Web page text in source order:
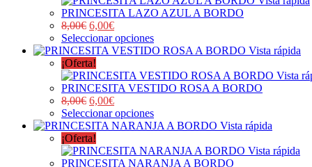
PRINCESITA LAZO AZUL A BORDO
8,00€ 6,00€
Seleccionar opciones
Vista rápida
¡Oferta!
Vista
PRINCESITA VESTIDO ROSA A BORDO
8,00€ 6,00€
Seleccionar opciones
Vista rápida
¡Oferta!
Vista rápida
PRINCESITA NARANJA A BORDO